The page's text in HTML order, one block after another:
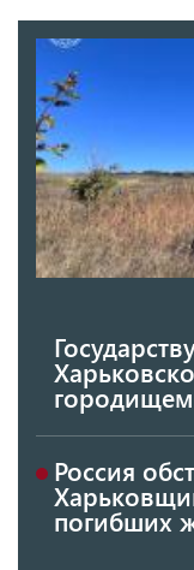
городищем
Россия
погибших